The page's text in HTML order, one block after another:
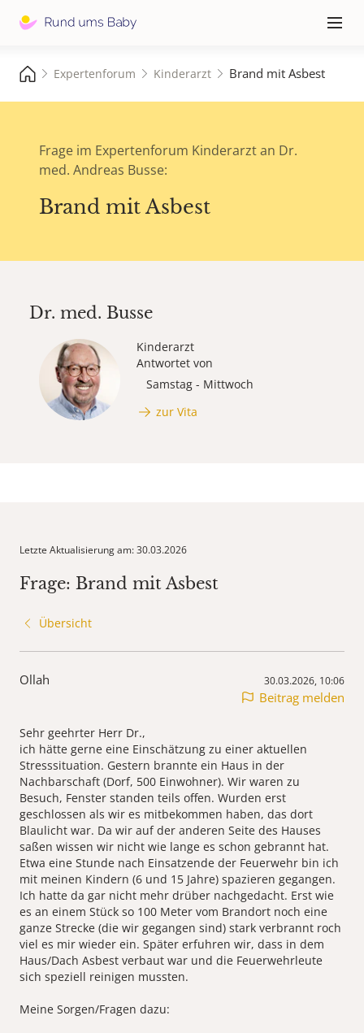
≡
Expertenforum Kinderarzt Brand mit Asbest
Frage im Expertenforum Kinderarzt an Dr.
med. Andreas Busse:
Brand mit Asbest
Dr. med. Busse
Kinderarzt
Antwortet von
Samstag - Mittwoch
zur Vita
Letzte Aktualisierung am: 30.03.2026
Frage: Brand mit Asbest
Übersicht
Ollah 30.03.2026, 10:06
Beitrag melden
Sehr geehrter Herr Dr.,
ich hätte gerne eine Einschätzung zu einer aktuellen
Stresssituation. Gestern brannte ein Haus in der
Nachbarschaft (Dorf, 500 Einwohner). Wir waren zu
Besuch, Fenster standen teils offen. Wurden erst
geschlossen als wir es mitbekommen haben, das dort
Blaulicht war. Da wir auf der anderen Seite des Hauses
saßen wissen wir nicht wie lange es schon gebrannt hat.
Etwa eine Stunde nach Einsatzende der Feuerwehr bin ich
mit meinen Kindern (6 und 15 Jahre) spazieren gegangen.
Ich hatte da gar nicht mehr drüber nachgedacht. Erst wie
es an einem Stück so 100 Meter vom Brandort noch eine
ganze Strecke (die wir gegangen sind) stark verbrannt roch
viel es mir wieder ein. Später erfuhren wir, dass in dem
Haus/Dach Asbest verbaut war und die Feuerwehrleute
sich speziell reinigen mussten.
​Meine Sorgen/Fragen dazu: